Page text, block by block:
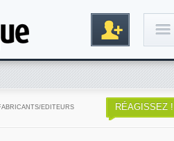
EDITEURS RÉAGISSEZ !